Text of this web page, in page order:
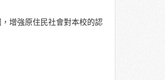
增強原住民社會對本校的認